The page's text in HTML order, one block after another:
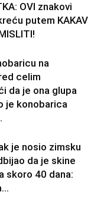
OVI znakovi
putem KAKAV
na
celim
da je ona glupa
je konobarica
je nosio zimsku
da je skine
skoro 40 dana: